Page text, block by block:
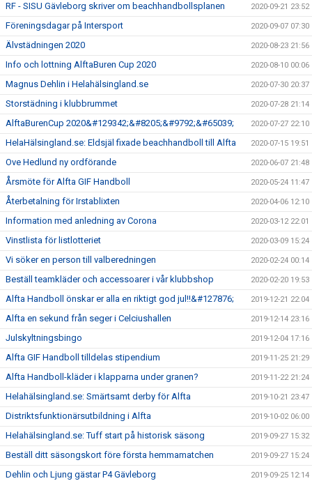
RF - SISU Gävleborg skriver om beachhandbollsplanen 2020-09-21 23:52
Föreningsdagar på Intersport 2020-09-07 07:30
Älvstädningen 2020 2020-08-23 21:56
Info och lottning AlftaBuren Cup 2020 2020-08-10 00:06
Magnus Dehlin i Helahälsingland.se 2020-07-30 20:37
Storstädning i klubbrummet 2020-07-28 21:14
AlftaBurenCup 2020&#129342;&#8205;&#9792;&#65039; 2020-07-27 22:10
HelaHälsingland.se: Eldsjäl fixade beachhandboll till Alfta 2020-07-15 19:51
Ove Hedlund ny ordförande 2020-06-07 21:48
Årsmöte för Alfta GIF Handboll 2020-05-24 11:47
Återbetalning för Irstablixten 2020-04-06 12:10
Information med anledning av Corona 2020-03-12 22:01
Vinstlista för listlotteriet 2020-03-09 15:24
Vi söker en person till valberedningen 2020-02-24 00:14
Beställ teamkläder och accessoarer i vår klubbshop 2020-02-20 19:53
Alfta Handboll önskar er alla en riktigt god jul!!&#127876; 2019-12-21 22:04
Alfta en sekund från seger i Celciushallen 2019-12-14 23:16
Julskyltningsbingo 2019-12-04 17:16
Alfta GIF Handboll tilldelas stipendium 2019-11-25 21:29
Alfta Handboll-kläder i klapparna under granen? 2019-11-22 21:24
Helahälsingland.se: Smärtsamt derby för Alfta 2019-10-21 23:47
Distriktsfunktionärsutbildning i Alfta 2019-10-02 06:00
Helahälsingland.se: Tuff start på historisk säsong 2019-09-27 15:32
Beställ ditt säsongskort före första hemmamatchen 2019-09-27 15:24
Dehlin och Ljung gästar P4 Gävleborg 2019-09-25 12:14